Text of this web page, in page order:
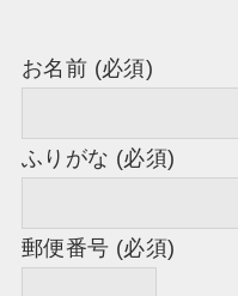
お名前 (必須)
ふりがな (必須)
郵便番号 (必須)